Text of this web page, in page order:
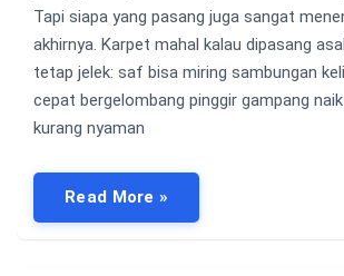
Tapi siapa yang pasang juga sangat
akhirnya. Karpet mahal kalau dipasang
tetap jelek: saf bisa miring sambungan
cepat bergelombang pinggir gampang
kurang nyaman
Read More »